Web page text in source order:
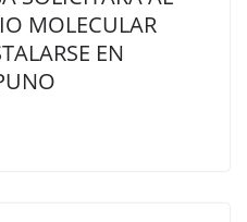
MOLECULAR
EN